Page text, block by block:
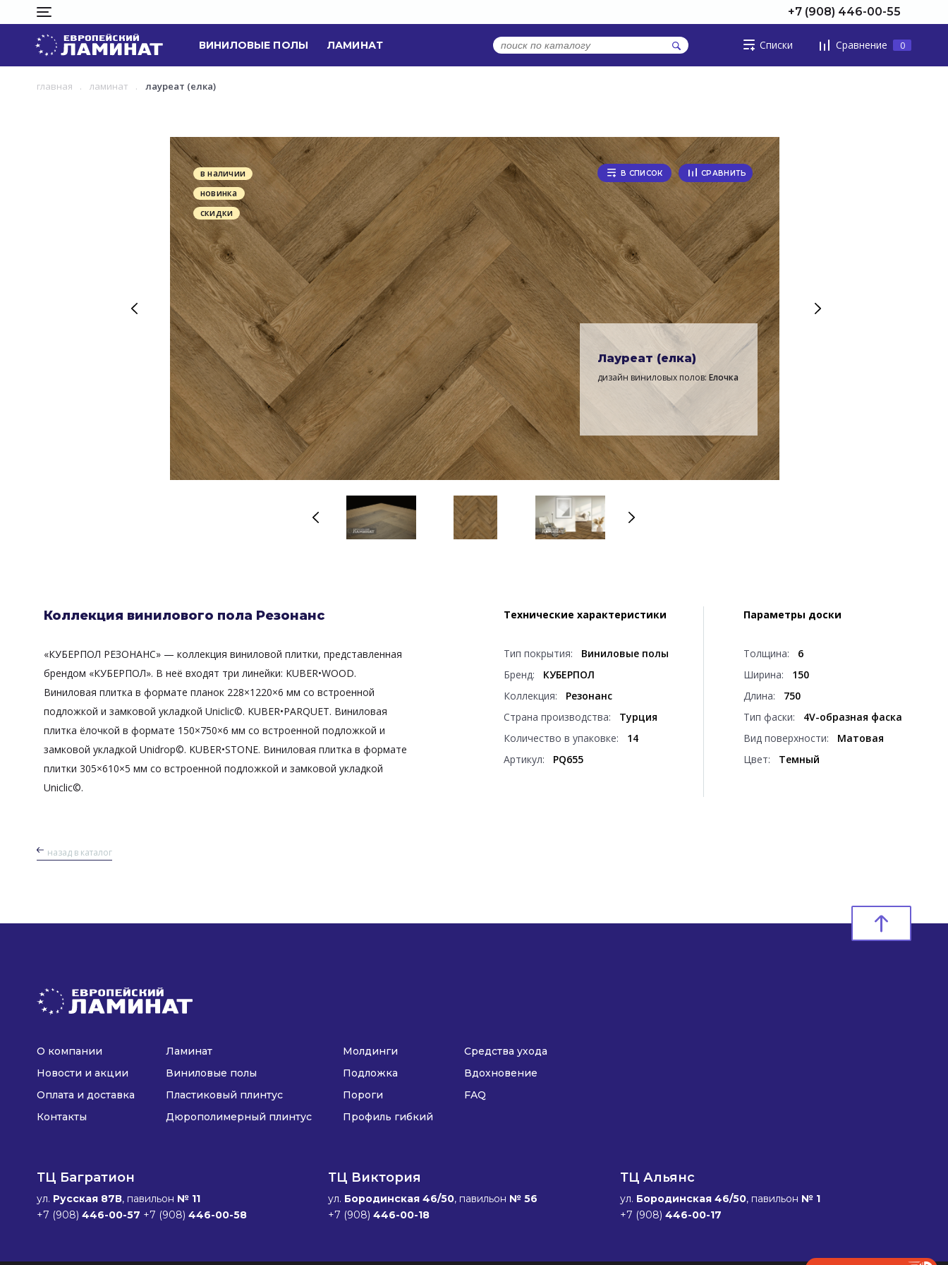
+7 (908) 446-00-55
ВИНИЛОВЫЕ ПОЛЫ ЛАМИНАТ Списки Сравнение 0
главная ламинат лауреат (елка)
в наличии
новинка
скидки
В СПИСОК СРАВНИТЬ
Лауреат (елка)
дизайн виниловых полов: Елочка
Коллекция винилового пола Резонанс
«КУБЕРПОЛ РЕЗОНАНС» — коллекция виниловой плитки, представленная
брендом «КУБЕРПОЛ». В неё входят три линейки: KUBER•WOOD.
Виниловая плитка в формате планок 228×1220×6 мм со встроенной
подложкой и замковой укладкой Uniclic©. KUBER•PARQUET. Виниловая
плитка ёлочкой в формате 150×750×6 мм со встроенной подложкой и
замковой укладкой Unidrop©. KUBER•STONE. Виниловая плитка в формате
плитки 305×610×5 мм со встроенной подложкой и замковой укладкой
Uniclic©.
Технические характеристики
Тип покрытия:
Виниловые полы
Бренд:
КУБЕРПОЛ
Коллекция:
Резонанс
Страна производства:
Турция
Количество в упаковке:
14
Артикул:
PQ655
Параметры доски
Толщина:
6
Ширина:
150
Длина:
750
Тип фаски:
4V-образная фаска
Вид поверхности:
Матовая
Цвет:
Темный
назад в каталог
О компании
Новости и акции
Оплата и доставка
Контакты
Ламинат
Виниловые полы
Пластиковый плинтус
Дюрополимерный плинтус
Молдинги
Подложка
Пороги
Профиль гибкий
Средства ухода
Вдохновение
FAQ
ТЦ Багратион
ул. Русская 87В, павильон № 11
+7 (908) 446-00-57 +7 (908) 446-00-58
ТЦ Виктория
ул. Бородинская 46/50, павильон № 56
+7 (908)446-00-18
ТЦ Альянс
ул. Бородинская 46/50, павильон № 1
+7 (908) 446-00-17